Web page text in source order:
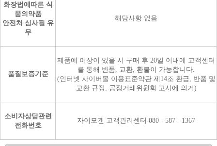
화장법에따른 식
품의약품
안전처 심사필 유
무
해당사항 없음
품질보증기준
제품에 이상이 있을 시 구매 후 20일 이내에 고객센터
를 통해 반품, 교환, 환불이 가능합니다.
(인터넷 사이버몰 이용표준약관 제14조 환급, 반품 및
교환 규정, 공정거래위원회 고시에 의거)
소비자상담관련
전화번호
자이모겐 고객관리센터 080 - 587 - 1367